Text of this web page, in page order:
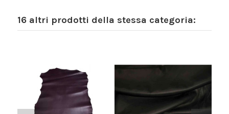
16 altri prodotti della stessa categoria: